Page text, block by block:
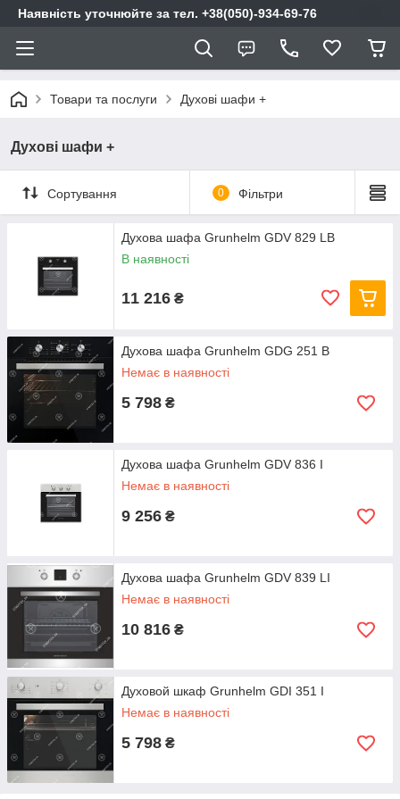
Наявність уточнюйте за тел. +38(050)-934-69-76
Товари та послуги Духові шафи +
Духові шафи +
Сортування 0 Фільтри
Духова шафа Grunhelm GDV 829 LB
В наявності
11 216 ₴
Духова шафа Grunhelm GDG 251 B
Немає в наявності
5 798 ₴
Духова шафа Grunhelm GDV 836 I
Немає в наявності
9 256 ₴
Духова шафа Grunhelm GDV 839 LI
Немає в наявності
10 816 ₴
Духовой шкаф Grunhelm GDI 351 I
Немає в наявності
5 798 ₴